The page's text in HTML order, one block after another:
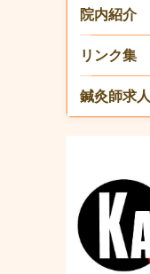
院内紹介
リンク集
鍼灸師求人